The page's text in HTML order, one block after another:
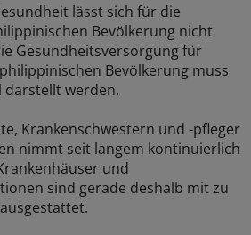
lässt sich für die
Bevölkerung nicht
Gesundheitsversorgung für
Bevölkerung muss
darstellt werden.
Krankenschwestern und -pfleger
nimmt seit langem kontinuierlich
und
sind gerade deshalb mit zu